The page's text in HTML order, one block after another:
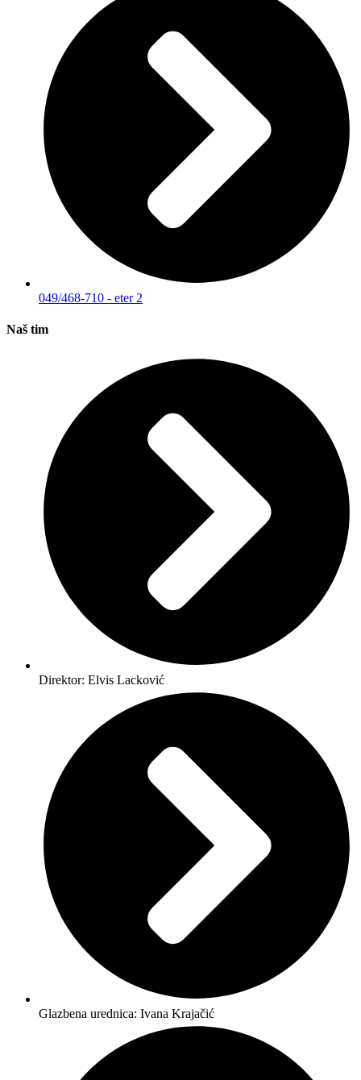
049/468-710 - eter 2
Naš tim
Direktor: Elvis Lacković
Glazbena urednica: Ivana Krajačić